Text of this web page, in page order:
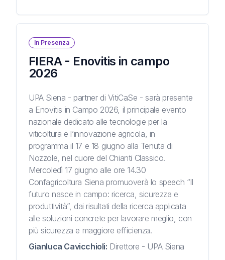
In Presenza
FIERA - Enovitis in campo
2026
UPA Siena - partner di VitiCaSe - sarà presente
a Enovitis in Campo 2026, il principale evento
nazionale dedicato alle tecnologie per la
viticoltura e l’innovazione agricola, in
programma il 17 e 18 giugno alla Tenuta di
Nozzole, nel cuore del Chianti Classico.
Mercoledì 17 giugno alle ore 14.30
Confagricoltura Siena promuoverà lo speech “Il
futuro nasce in campo: ricerca, sicurezza e
produttività”, dai risultati della ricerca applicata
alle soluzioni concrete per lavorare meglio, con
più sicurezza e maggiore efficienza.
Gianluca Cavicchioli: Direttore - UPA Siena